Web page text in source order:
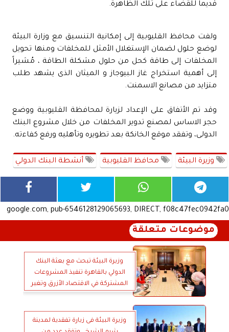
قديماً للقضاء على تلك الظاهرة.
ولفت محافظ القليوبية إلى إمكانية التنسيق مع وزارة البيئة
لوضع حلول لضمان الإستغلال الأمثل للمخلفات ومنها تحويل
المخلفات إلى طاقة كحل من حلول مشكلة الطاقة ، مُشيراً
إلى أهمية استخراج غاز البيوجاز و الميثان الذى يشهد طلب
متزايد من مصانع الاسمنت.
وقد تم الأتفاق على الإعداد لزيارة لمحافظة القليوبية ووضع
حجر الاساس لمصنع تدوير المخلفات من خلال مشروع البنك
الدولى، وتفقد موقع الخانكة بعد تطويره وتأهليه ورفع كفاءته.
وزيرة البيئة محافظ القليوبية أنشطة البنك الدولي
google.com, pub-6546128129065693, DIRECT, f08c47fec0942fa0
موضوعات متعلقة
وزيرة البيئة تبحث مع بعثة البنك
الدولي بالقاهرة تنفيذ المشروعات
المشتركة في الاقتصاد الأزرق وتغير
وزيرة البيئة فى زيارة تفقدية لمدينة